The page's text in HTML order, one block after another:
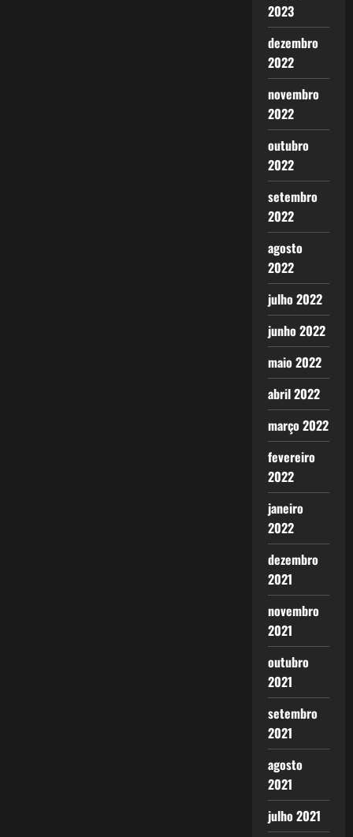
2023
dezembro
2022
novembro
2022
outubro
2022
setembro
2022
agosto
2022
julho 2022
junho 2022
maio 2022
abril 2022
março 2022
fevereiro
2022
janeiro
2022
dezembro
2021
novembro
2021
outubro
2021
setembro
2021
agosto
2021
julho 2021